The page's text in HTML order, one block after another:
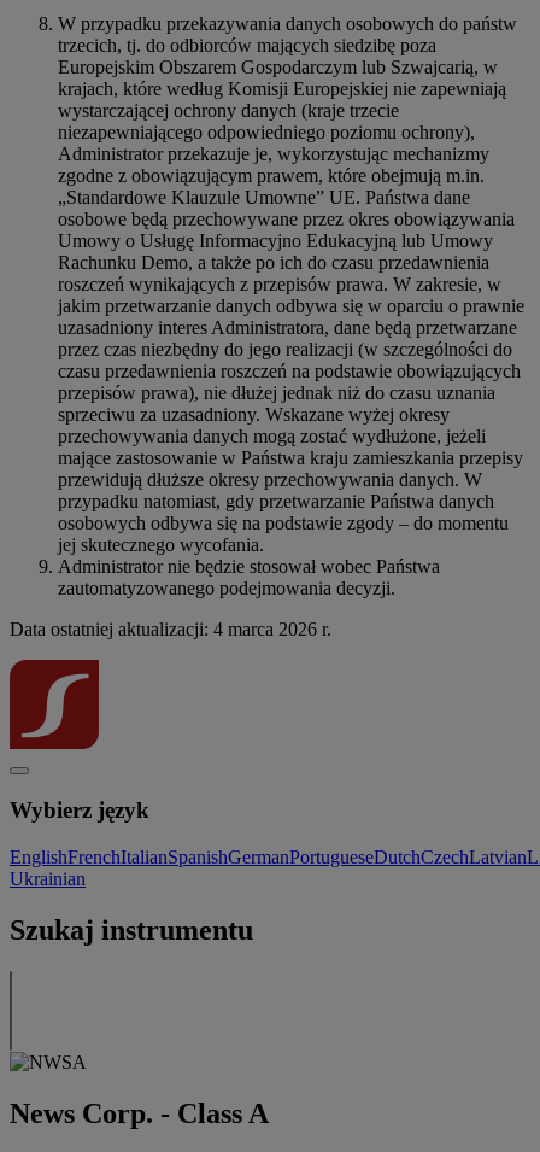
W przypadku przekazywania danych osobowych do państw
trzecich, tj. do odbiorców mających siedzibę poza
Europejskim Obszarem Gospodarczym lub Szwajcarią, w
krajach, które według Komisji Europejskiej nie zapewniają
wystarczającej ochrony danych (kraje trzecie
niezapewniającego odpowiedniego poziomu ochrony),
Administrator przekazuje je, wykorzystując mechanizmy
zgodne z obowiązującym prawem, które obejmują m.in.
„Standardowe Klauzule Umowne” UE. Państwa dane
osobowe będą przechowywane przez okres obowiązywania
Umowy o Usługę Informacyjno Edukacyjną lub Umowy
Rachunku Demo, a także po ich do czasu przedawnienia
roszczeń wynikających z przepisów prawa. W zakresie, w
jakim przetwarzanie danych odbywa się w oparciu o prawnie
uzasadniony interes Administratora, dane będą przetwarzane
przez czas niezbędny do jego realizacji (w szczególności do
czasu przedawnienia roszczeń na podstawie obowiązujących
przepisów prawa), nie dłużej jednak niż do czasu uznania
sprzeciwu za uzasadniony. Wskazane wyżej okresy
przechowywania danych mogą zostać wydłużone, jeżeli
mające zastosowanie w Państwa kraju zamieszkania przepisy
przewidują dłuższe okresy przechowywania danych. W
przypadku natomiast, gdy przetwarzanie Państwa danych
osobowych odbywa się na podstawie zgody – do momentu
jej skutecznego wycofania.
Administrator nie będzie stosował wobec Państwa
zautomatyzowanego podejmowania decyzji.
Data ostatniej aktualizacji: 4 marca 2026 r.
Wybierz język
EnglishFrenchItalianSpanishGermanPortugueseDutchCzechLatvian
Ukrainian
Szukaj instrumentu
News Corp. - Class A